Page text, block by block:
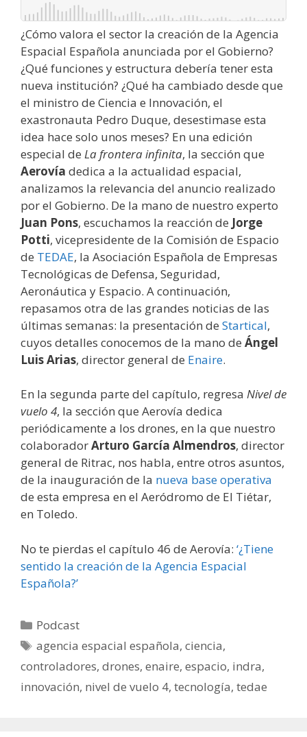
¿Cómo valora el sector la creación de la Agencia
Espacial Española anunciada por el Gobierno?
¿Qué funciones y estructura debería tener esta
nueva institución? ¿Qué ha cambiado desde que
el ministro de Ciencia e Innovación, el
exastronauta Pedro Duque, desestimase esta
idea hace solo unos meses? En una edición
especial de La frontera infinita, la sección que
Aerovía dedica a la actualidad espacial,
analizamos la relevancia del anuncio realizado
por el Gobierno. De la mano de nuestro experto
Juan Pons, escuchamos la reacción de Jorge
Potti, vicepresidente de la Comisión de Espacio
de TEDAE, la Asociación Española de Empresas
Tecnológicas de Defensa, Seguridad,
Aeronáutica y Espacio. A continuación,
repasamos otra de las grandes noticias de las
últimas semanas: la presentación de Startical,
cuyos detalles conocemos de la mano de Ángel
Luis Arias, director general de Enaire.
En la segunda parte del capítulo, regresa Nivel de
vuelo 4, la sección que Aerovía dedica
periódicamente a los drones, en la que nuestro
colaboradorArturo García Almendros, director
general de Ritrac, nos habla, entre otros asuntos,
de la inauguración de la nueva base operativa
de esta empresa en el Aeródromo de El Tiétar,
en Toledo.
No te pierdas el capítulo 46 de Aerovía: ‘¿Tiene
sentido la creación de la Agencia Espacial
Española?’
Categorías
Podcast
Etiquetas
agencia espacial española,ciencia,
controladores, drones, enaire, espacio, indra,
innovación, nivel de vuelo 4, tecnología, tedae